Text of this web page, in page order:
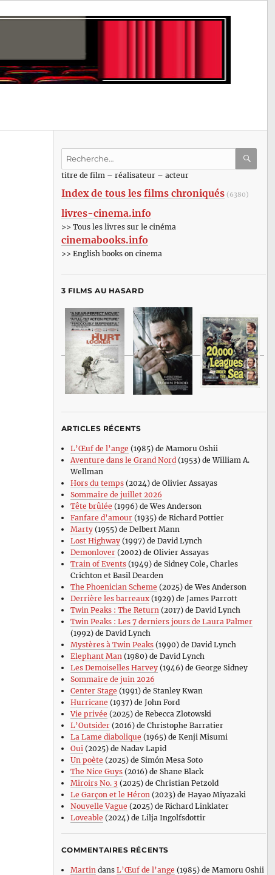
Recherche
:titre de film – réalisateur – acteur
Index de tous les films chroniqués (6380)
livres-cinema.info
>> Tous les livres sur le cinéma
cinemabooks.info
>> English books on cinema
3 FILMS AU HASARD
ARTICLES RÉCENTS
L’Œuf de l’ange (1985) de Mamoru Oshii
Aventure dans le Grand Nord(1953) de William A.
Wellman
Hors du temps(2024) de Olivier Assayas
Sommaire de juillet 2026
Tête brûlée (1996) de Wes Anderson
Fanfare d’amour(1935) de Richard Pottier
Marty(1955) de Delbert Mann
Lost Highway(1997) de David Lynch
Demonlover(2002) de Olivier Assayas
Train of Events(1949) de Sidney Cole, Charles
Crichton et Basil Dearden
The Phoenician Scheme (2025) de Wes Anderson
Derrière les barreaux(1929) de James Parrott
Twin Peaks : The Return(2017) de David Lynch
Twin Peaks : Les 7 derniers jours de Laura Palmer
(1992) de David Lynch
Mystères à Twin Peaks(1990) de David Lynch
Elephant Man(1980) de David Lynch
Les Demoiselles Harvey(1946) de George Sidney
Sommaire de juin 2026
Center Stage (1991) de Stanley Kwan
Hurricane (1937) de John Ford
Vie privée (2025) de Rebecca Zlotowski
L’Outsider(2016) de Christophe Barratier
La Lame diabolique (1965) de Kenji Misumi
Oui(2025) de Nadav Lapid
Un poète (2025) de Simón Mesa Soto
The Nice Guys(2016) de Shane Black
Miroirs No. 3 (2025) de Christian Petzold
Le Garçon et le Héron(2023) de Hayao Miyazaki
Nouvelle Vague (2025) de Richard Linklater
Loveable (2024) de Lilja Ingolfsdottir
COMMENTAIRES RÉCENTS
Martin dans L’Œuf de l’ange (1985) de Mamoru Oshii